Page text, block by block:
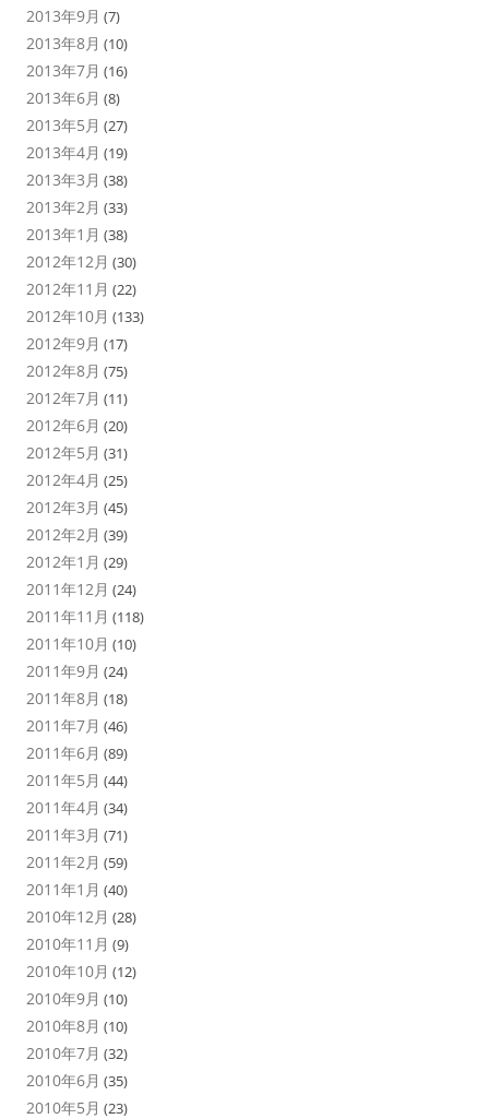
2013年9月 (7)
2013年8月 (10)
2013年7月 (16)
2013年6月 (8)
2013年5月 (27)
2013年4月 (19)
2013年3月 (38)
2013年2月 (33)
2013年1月 (38)
2012年12月 (30)
2012年11月 (22)
2012年10月 (133)
2012年9月 (17)
2012年8月 (75)
2012年7月 (11)
2012年6月 (20)
2012年5月 (31)
2012年4月 (25)
2012年3月 (45)
2012年2月 (39)
2012年1月 (29)
2011年12月 (24)
2011年11月 (118)
2011年10月 (10)
2011年9月 (24)
2011年8月 (18)
2011年7月 (46)
2011年6月 (89)
2011年5月 (44)
2011年4月 (34)
2011年3月 (71)
2011年2月 (59)
2011年1月 (40)
2010年12月 (28)
2010年11月 (9)
2010年10月 (12)
2010年9月 (10)
2010年8月 (10)
2010年7月 (32)
2010年6月 (35)
2010年5月 (23)